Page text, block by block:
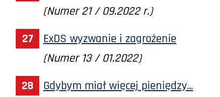
(Numer 21 / 09.2022 r.)
ExDS wyzwanie i zagrożenie
(Numer 13 / 01.2022)
Gdybym miał więcej pieniędzy...